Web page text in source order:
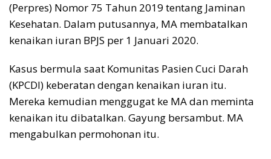
(Perpres) Nomor 75 Tahun 2019 tentang Jaminan
Kesehatan. Dalam putusannya, MA membatalkan
kenaikan iuran BPJS per 1 Januari 2020.
Kasus bermula saat Komunitas Pasien Cuci Darah
(KPCDI) keberatan dengan kenaikan iuran itu.
Mereka kemudian menggugat ke MA dan meminta
kenaikan itu dibatalkan. Gayung bersambut. MA
mengabulkan permohonan itu.